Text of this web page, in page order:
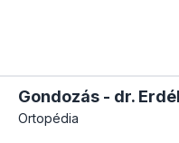
Gondozás - dr.
Ortopédia